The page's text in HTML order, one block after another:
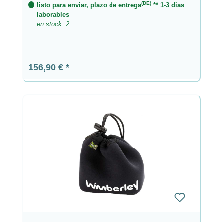
listo para enviar, plazo de entrega(DE) ** 1-3 dias
laborables
en stock: 2
Precio normal:
156,90 €